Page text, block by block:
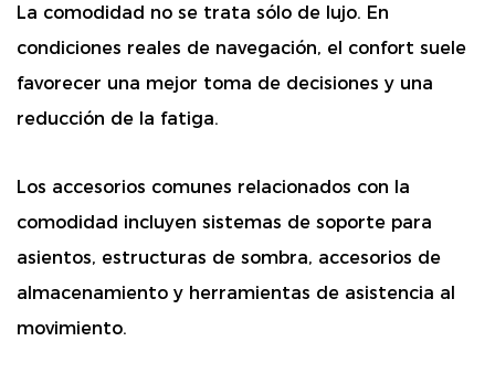
La comodidad no se trata sólo de lujo. En
condiciones reales de navegación, el confort suele
favorecer una mejor toma de decisiones y una
reducción de la fatiga.
Los accesorios comunes relacionados con la
comodidad incluyen sistemas de soporte para
asientos, estructuras de sombra, accesorios de
almacenamiento y herramientas de asistencia al
movimiento.